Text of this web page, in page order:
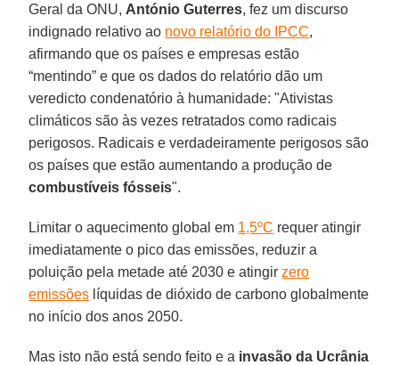
Geral da ONU, António Guterres, fez um discurso
indignado relativo ao novo relatório do IPCC,
afirmando que os países e empresas estão
“mentindo” e que os dados do relatório dão um
veredicto condenatório à humanidade: "Ativistas
climáticos são às vezes retratados como radicais
perigosos. Radicais e verdadeiramente perigosos são
os países que estão aumentando a produção de
combustíveis fósseis".
Limitar o aquecimento global em 1,5ºC requer atingir
imediatamente o pico das emissões, reduzir a
poluição pela metade até 2030 e atingirzero
emissões líquidas de dióxido de carbono globalmente
no início dos anos 2050.
Mas isto não está sendo feito e a invasão da Ucrânia